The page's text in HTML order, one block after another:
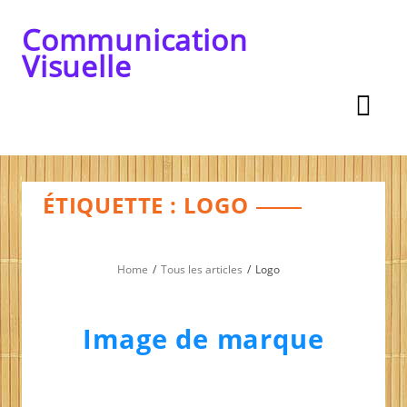
contentCommunication
Visuelle
ÉTIQUETTE : LOGO
Home Tous les articles Logo
Image de marque